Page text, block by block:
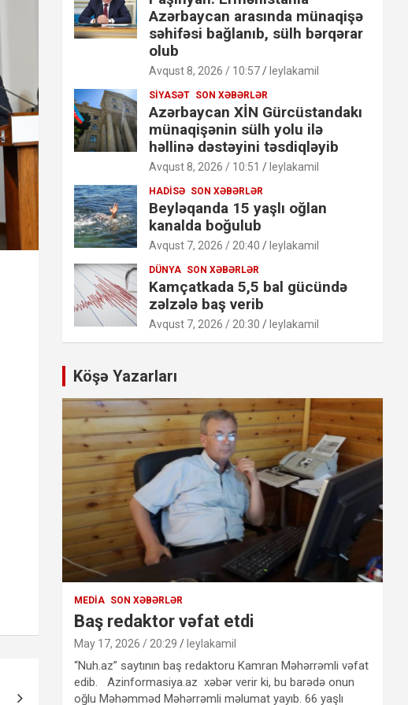
Azərbaycan arasında münaqişə
səhifəsi bağlanıb, sülh bərqərar
olub
Avqust 8, 2026 / 10:57 leylakamil
SIYASƏT SON XƏBƏRLƏR
Azərbaycan XİN Gürcüstandakı
münaqişənin sülh yolu ilə
həllinə dəstəyini təsdiqləyib
Avqust 8, 2026 / 10:51 leylakamil
HADISƏ SON XƏBƏRLƏR
Beyləqanda 15 yaşlı oğlan
kanalda boğulub
Avqust 7, 2026 / 20:40 leylakamil
DÜNYA SON XƏBƏRLƏR
Kamçatkada 5,5 bal gücündə
zəlzələ baş verib
Avqust 7, 2026 / 20:30 leylakamil
Köşə Yazarları
MEDIA SON XƏBƏRLƏR
Baş redaktor vəfat etdi
May 17, 2026 / 20:29 leylakamil
“Nuh.az” saytının baş redaktoru Kamran Məhərrəmli vəfat
edib. Azinformasiya.az xəbər verir ki, bu barədə onun
oğlu Məhəmməd Məhərrəmli məlumat yayıb. 66 yaşlı